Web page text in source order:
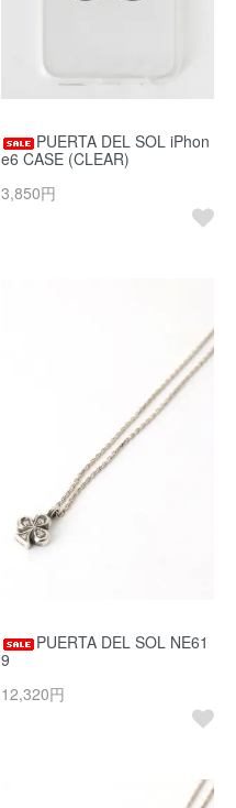
PUERTA DEL SOL iPhon
e6 CASE (CLEAR)
3,850円
PUERTA DEL SOL NE61
9
12,320円